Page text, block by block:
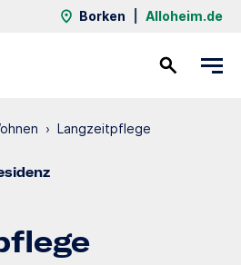
Borken Alloheim.de
› Langzeit­pflege